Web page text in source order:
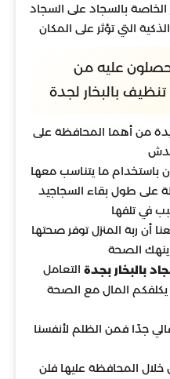
بالسجاد على السجاد
التي تؤثر على المكان
عليه من
بالبخار لجدة
من أهما المحافظة على
خدش
باستخدام ما يتناسب معها
على طول بقاء السجاجيد
في تلفها
أن ربة المنزل توفر صحتها
ينهك الصحة
بالبخار بجدة التعامل
المال مع الصحة
جدًا فمن الظلم لأنفسنا
خلال المحافظة عليها فلن